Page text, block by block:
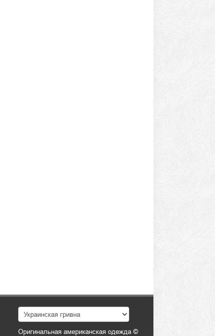
Оригинальная американская одежда ©